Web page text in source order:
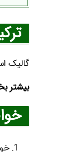
گالیک
بیشتر